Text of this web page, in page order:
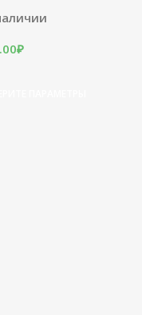
₽